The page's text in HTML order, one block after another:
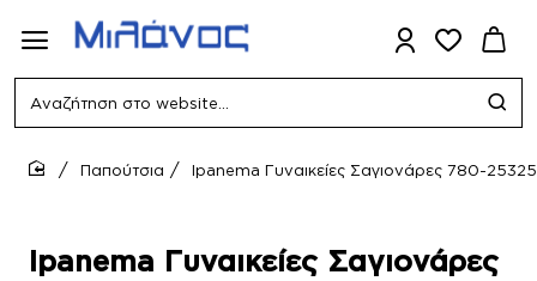
Αναζήτηση
website...
Ipanema Γυναικείες Σαγιονάρες
Παπούτσια Ipanema Γυναικείες Σαγιονάρες 780-